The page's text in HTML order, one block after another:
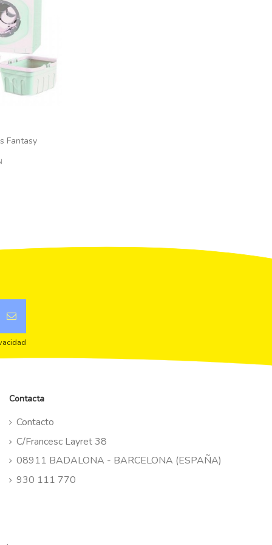
Fantasy
Contacta
Contacto
C/Francesc Layret 38
08911 BADALONA - BARCELONA (ESPAÑA)
930 111 770